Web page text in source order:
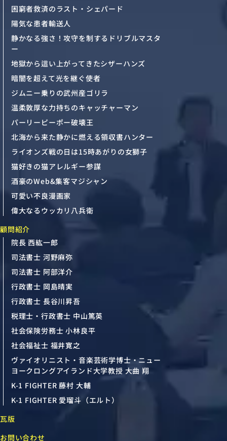
困窮者救済のラスト・シェパード
陽気な患者輸送人
静かなる強さ！攻守を制するドリブルマスタ
ー
地獄から這い上がってきたシザーハンズ
暗闇を超えて光を継ぐ使者
ジムニー乗りの武州産ゴリラ
温柔敦厚な力持ちのキャッチャーマン
パーリーピーポー破壊王
北海から来た静かに燃える領収書ハンター
ライオンズ戦の日は15時あがりの女獅子
猫好きの猫アレルギー参謀
酒豪のWeb&集客マジシャン
可愛い不良漫画家
偉大なるウッカリ八兵衛
顧問紹介
院長 西紘一郎
司法書士 河野麻弥
司法書士 阿部洋介
行政書士 岡島晴実
行政書士 長谷川昇吾
税理士・行政書士 中山篤英
社会保険労務士 小林良平
社会福祉士 福井寛之
ヴァイオリニスト・音楽芸術学博士・ニュー
ヨークロングアイランド大学教授 大曲 翔
K-1 FIGHTER 藤村 大輔
K-1 FIGHTER 愛瑠斗（エルト）
瓦版
お問い合わせ